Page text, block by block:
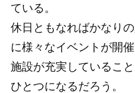
ている。
休日ともなればかなり
に様々なイベントが開
施設が充実しているこ
ひとつになるだろう。